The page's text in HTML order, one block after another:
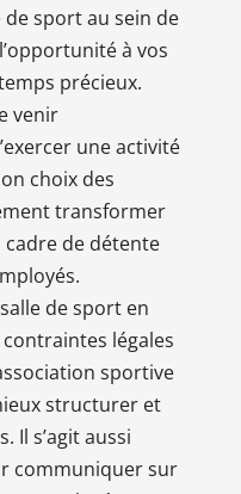
sport au sein de
à vos
précieux.
venir
une activité
choix des
transformer
de détente
de sport en
légales
sportive
structurer et
Il s’agit aussi
communiquer sur